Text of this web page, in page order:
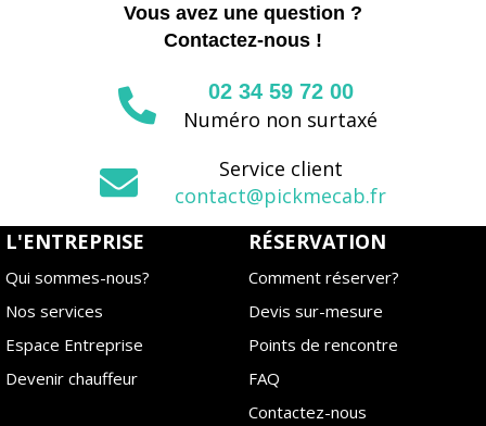
Vous avez une question ?
Contactez-nous !
02 34 59 72 00
Numéro non surtaxé
Service client
contact@pickmecab.fr
L'ENTREPRISE
Qui sommes-nous?
Nos services
Espace Entreprise
Devenir chauffeur
RÉSERVATION
Comment réserver?
Devis sur-mesure
Points de rencontre
FAQ
Contactez-nous